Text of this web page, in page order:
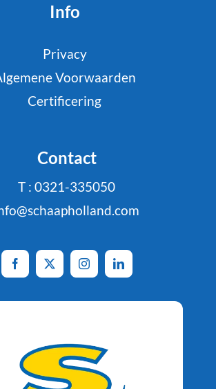
Info
Privacy
Voorwaarden
Certificering
Contact
T : 0321-335050